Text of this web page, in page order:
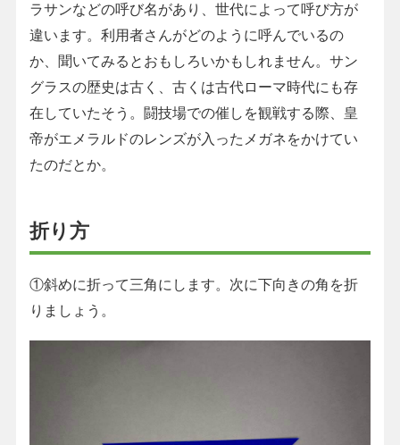
ラサンなどの呼び名があり、世代によって呼び方が
違います。利用者さんがどのように呼んでいるの
か、聞いてみるとおもしろいかもしれません。サン
グラスの歴史は古く、古くは古代ローマ時代にも存
在していたそう。闘技場での催しを観戦する際、皇
帝がエメラルドのレンズが入ったメガネをかけてい
たのだとか。
折り方
①斜めに折って三角にします。次に下向きの角を折
りましょう。